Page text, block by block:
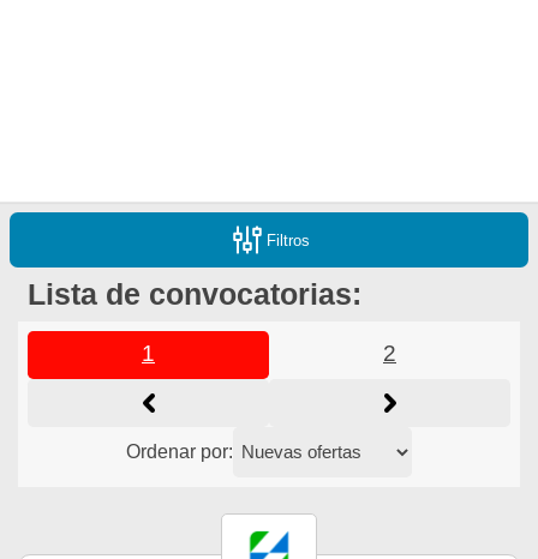
Filtros
Lista de convocatorias:
1 2
Ordenar por: